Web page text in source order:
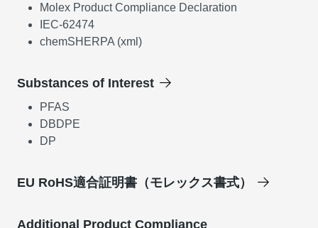
Molex Product Compliance Declaration
IEC-62474
chemSHERPA (xml)
Substances of Interest
PFAS
DBDPE
DP
EU RoHS適合証明書（モレックス書式）
Additional Product Compliance